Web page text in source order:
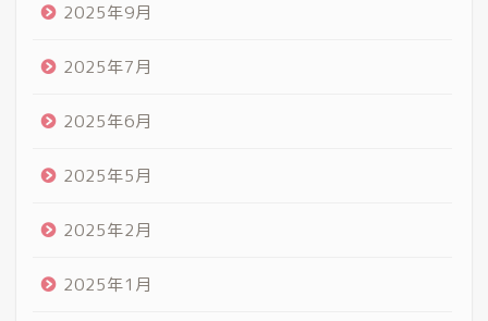
2025年9月
2025年7月
2025年6月
2025年5月
2025年2月
2025年1月